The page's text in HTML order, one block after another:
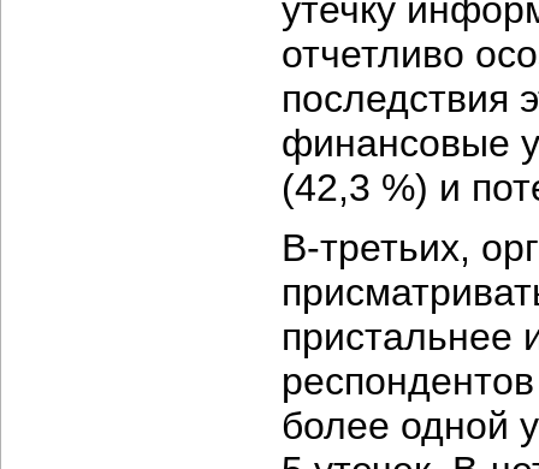
утечку
отчетливо
последствия
финансовые
(42,3 %) и
В-третьих,
пристальнее
более одной